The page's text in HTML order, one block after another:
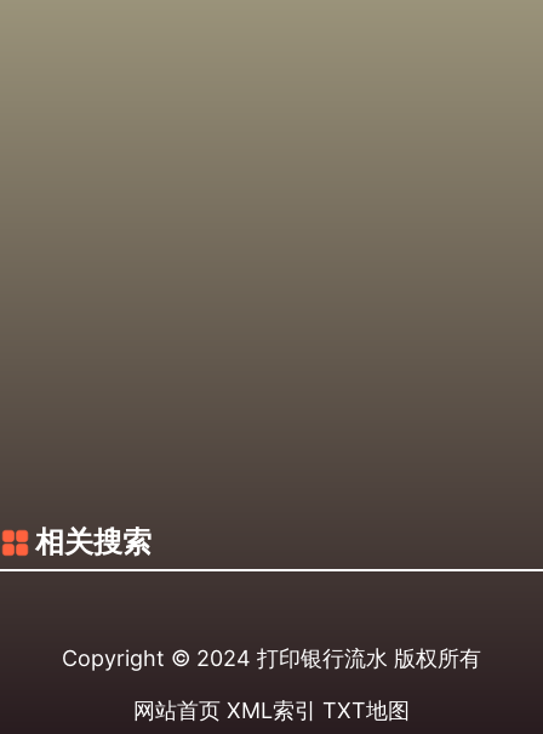
相关搜索
Copyright © 2024 打印银行流水 版权所有
网站首页 XML索引 TXT地图